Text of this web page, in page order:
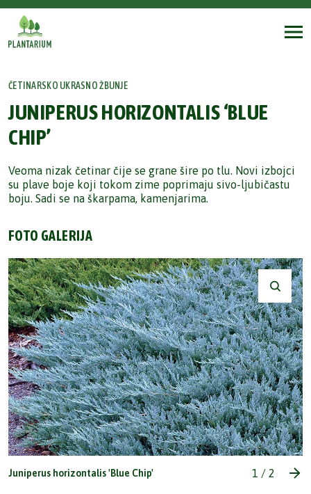
ČETINARSKO UKRASNO ŽBUNJE
JUNIPERUS HORIZONTALIS ‘BLUE
CHIP’
Veoma nizak četinar čije se grane šire po tlu. Novi izbojci
su plave boje koji tokom zime poprimaju sivo-ljubičastu
boju. Sadi se na škarpama, kamenjarima.
FOTO GALERIJA
Juniperus horizontalis 'Blue Chip' 1 / 2